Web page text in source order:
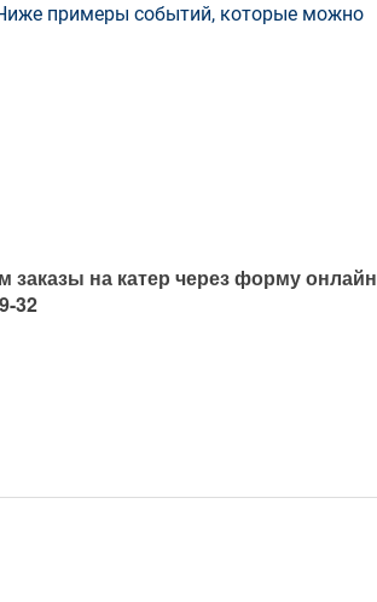
примеры событий, которые можно
на катер через форму онлайн
32